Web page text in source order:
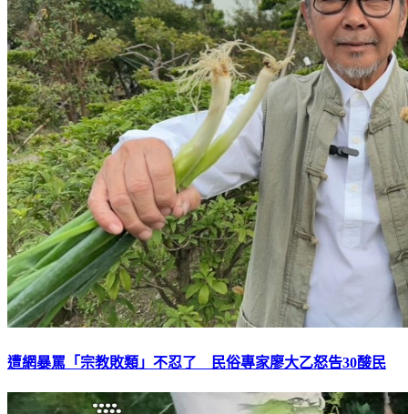
遭網暴罵「宗教敗類」不忍了 民俗專家廖大乙怒告30酸民